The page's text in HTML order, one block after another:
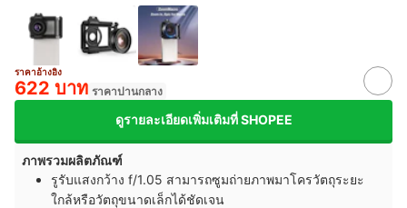
ราคาอ้างอิง
622 บาท ราคาปานกลาง
ดูรายละเอียดเพิ่มเติมที่ SHOPEE
ภาพรวมผลิตภัณฑ์
รูรับแสงกว้าง f/1.05 สามารถซูมถ่ายภาพมาโครวัตถุระยะ
ใกล้หรือวัตถุขนาดเล็กได้ชัดเจน